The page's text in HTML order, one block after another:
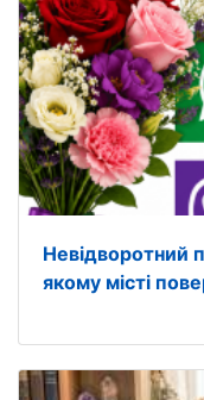
Невідворотний
якому місті